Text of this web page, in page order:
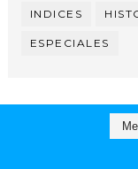
INDICES
ESPECIALES